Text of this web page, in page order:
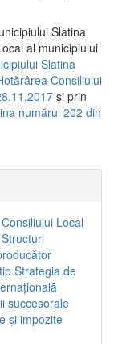
Slatina
al municipiului
Slatina
Consiliului
și prin
numărul 202 din
Local
Structuri
Strategia de
succesorale
şi impozite